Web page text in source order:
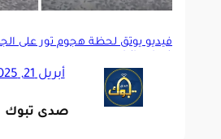
فيديو يوثق لحظة هجوم ثور على
أبريل 21, 2025
صدى تبوك